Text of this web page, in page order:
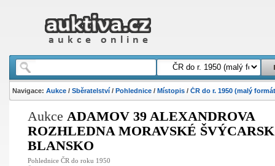
Navigace: Aukce/ Sběratelství/ Pohlednice/ Místopis/ ČR do r. 1950 (malý
Aukce ADAMOV 39 ALEXANDROVA
ROZHLEDNA MORAVSKÉ
BLANSKO
Pohlednice ČR do roku 1950